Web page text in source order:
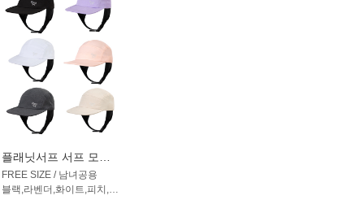
플래닛서프 서프 모자 UAC007PS
FREE SIZE / 남녀공용
블랙,라벤더,화이트,피치,그레이,오트밀 6컬러